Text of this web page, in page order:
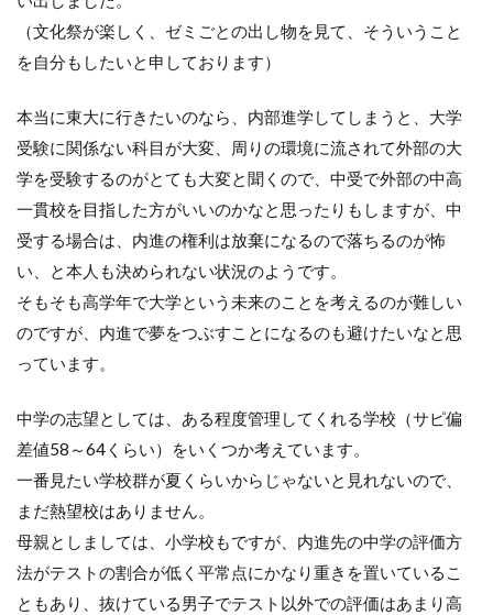
（文化祭が楽しく、ゼミごとの出し物を見て、そういうこと
を自分もしたいと申しております）
本当に東大に行きたいのなら、内部進学してしまうと、大学
受験に関係ない科目が大変、周りの環境に流されて外部の大
学を受験するのがとても大変と聞くので、中受で外部の中高
一貫校を目指した方がいいのかなと思ったりもしますが、中
受する場合は、内進の権利は放棄になるので落ちるのが怖
い、と本人も決められない状況のようです。
そもそも高学年で大学という未来のことを考えるのが難しい
のですが、内進で夢をつぶすことになるのも避けたいなと思
っています。
中学の志望としては、ある程度管理してくれる学校（サピ偏
差値58～64くらい）をいくつか考えています。
一番見たい学校群が夏くらいからじゃないと見れないので、
まだ熱望校はありません。
母親としましては、小学校もですが、内進先の中学の評価方
法がテストの割合が低く平常点にかなり重きを置いているこ
ともあり、抜けている男子でテスト以外での評価はあまり高